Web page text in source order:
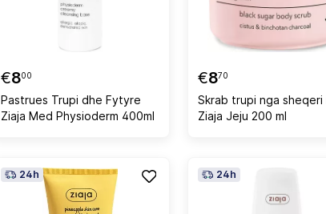
€800
Pastrues Trupi dhe Fytyre
Ziaja Med Physioderm 400ml
€870
Skrab trupi nga sheqeri
Ziaja Jeju 200 ml
24h 24h